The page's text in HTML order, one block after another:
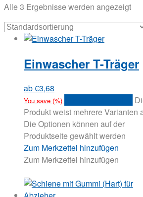
Alle 3 Ergebnisse werden angezeigt
Einwascher T-Träger
ab€3,68
You save (%)
Produkt weist mehrere Varianten
Die Optionen können auf der
Produktseite gewählt werden
Zum Merkzettel hinzufügen
Zum Merkzettel hinzufügen